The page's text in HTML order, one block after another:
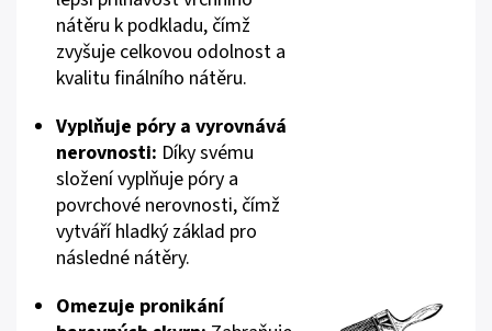
nátěru k podkladu, čímž
zvyšuje celkovou odolnost a
kvalitu finálního nátěru.
Vyplňuje póry a vyrovnává
nerovnosti: Díky svému
složení vyplňuje póry a
povrchové nerovnosti, čímž
vytváří hladký základ pro
následné nátěry.
Omezuje pronikání